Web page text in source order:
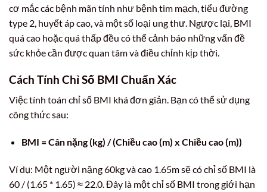
cơ mắc các bệnh mãn tính như bệnh tim mạch, tiểu đường
type 2, huyết áp cao, và một số loại ung thư. Ngược lại, BMI
quá cao hoặc quá thấp đều có thể cảnh báo những vấn đề
sức khỏe cần được quan tâm và điều chỉnh kịp thời.
Cách Tính Chỉ Số BMI Chuẩn Xác
Việc tính toán chỉ số BMI khá đơn giản. Bạn có thể sử dụng
công thức sau:
BMI = Cân nặng (kg) / (Chiều cao (m) x Chiều cao (m))
Ví dụ: Một người nặng 60kg và cao 1.65m sẽ có chỉ số BMI là
60 / (1.65 * 1.65) ≈ 22.0. Đây là một chỉ số BMI trong giới hạn